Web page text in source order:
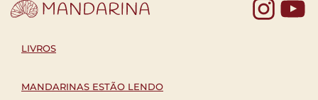
LIVROS
MANDARINAS ESTÃO LENDO